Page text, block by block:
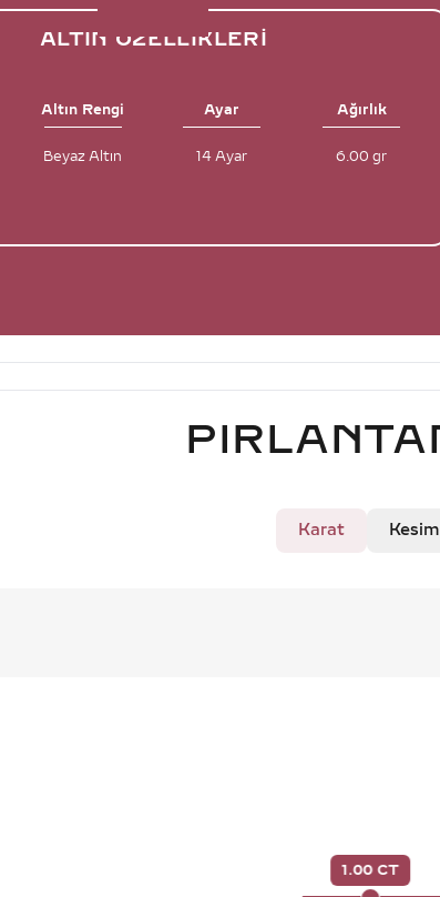
ALTIN ÖZELLIKLERI
Altın Rengi Ayar Ağırlık
Beyaz Altın 14 Ayar 6.00 gr
Karat Kesim
1.00 CT